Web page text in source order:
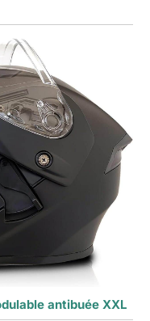
antibuée XXL